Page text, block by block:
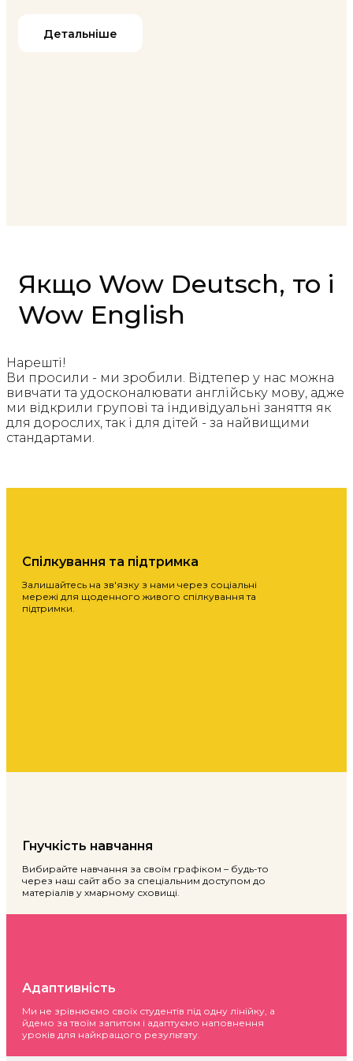
Детальніше
Якщо Wow Deutsch, то і
Wow English
Нарешті!
Ви просили - ми зробили. Відтепер у нас можна
вивчати та удосконалювати англійську мову, адже
ми відкрили групові та індивідуальні заняття як
для дорослих, так і для дітей - за найвищими
стандартами.
Гнучкість навчання
Вибирайте навчання за своїм графіком – будь-то
через наш сайт або за спеціальним доступом до
матеріалів у хмарному сховищі.
Спілкування та підтримка
Залишайтесь на зв'язку з нами через соціальні
мережі для щоденного живого спілкування та
підтримки.
Адаптивність
Ми не зрівнюємо своїх студентів під одну лінійку, а
йдемо за твоїм запитом і адаптуємо наповнення
уроків для найкращого результату.